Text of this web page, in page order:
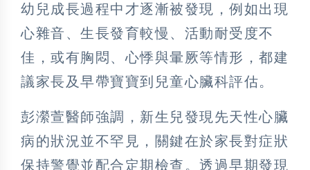
幼兒成長過程中才逐漸被發現，例如出現
心雜音、生長發育較慢、活動耐受度不
佳，或有胸悶、心悸與暈厥等情形，都建
議家長及早帶寶寶到兒童心臟科評估。
彭瀠萱醫師強調，新生兒發現先天性心臟
病的狀況並不罕見，關鍵在於家長對症狀
保持警覺並配合定期檢查。透過早期發現